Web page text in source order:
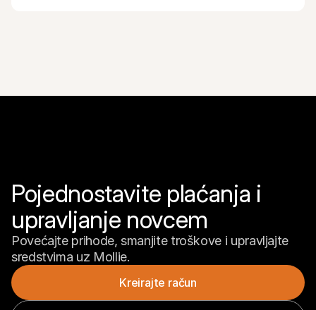
Pojednostavite plaćanja i
upravljanje novcem
Povećajte prihode, smanjite troškove i upravljajte
sredstvima uz Mollie.
Kreirajte račun